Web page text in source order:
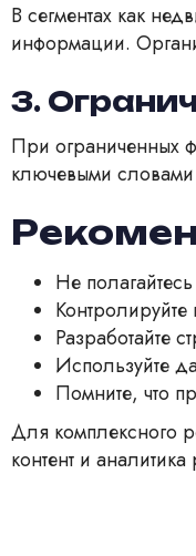
В сегментах как
информации.
3.
При ограниченных
ключевыми словами
Не
Разработайте
Используйте
Помните, что
Для комплексного
контент и